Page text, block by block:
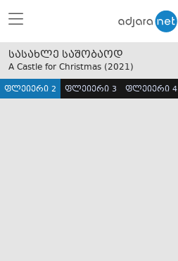
სასახლე საშობაოდ
A Castle for Christmas (2021)
ფლეიერი 2 ფლეიერი 3 ფლეიერი 4